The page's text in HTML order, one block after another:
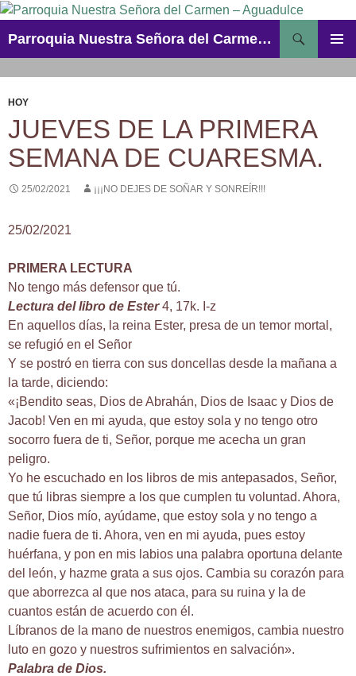
Saltar
contenido
Parroquia Nuestra Señora del Carmen – Aguadulce
HOY
JUEVES DE LA PRIMERA
SEMANA DE CUARESMA.
25/02/2021 ¡¡¡NO DEJES DE SOÑAR Y SONREÍR!!!
25/02/2021
PRIMERA LECTURA
No tengo más defensor que tú.
Lectura del libro de Ester4, 17k. I-z
En aquellos días, la reina Ester, presa de un temor mortal,
se refugió en el Señor
Y se postró en tierra con sus doncellas desde la mañana a
la tarde, diciendo:
«¡Bendito seas, Dios de Abrahán, Dios de Isaac y Dios de
Jacob! Ven en mi ayuda, que estoy sola y no tengo otro
socorro fuera de ti, Señor, porque me acecha un gran
peligro.
Yo he escuchado en los libros de mis antepasados, Señor,
que tú libras siempre a los que cumplen tu voluntad. Ahora,
Señor, Dios mío, ayúdame, que estoy sola y no tengo a
nadie fuera de ti. Ahora, ven en mi ayuda, pues estoy
huérfana, y pon en mis labios una palabra oportuna delante
del león, y hazme grata a sus ojos. Cambia su corazón para
que aborrezca al que nos ataca, para su ruina y la de
cuantos están de acuerdo con él.
Líbranos de la mano de nuestros enemigos, cambia nuestro
luto en gozo y nuestros sufrimientos en salvación».
Palabra de Dios.